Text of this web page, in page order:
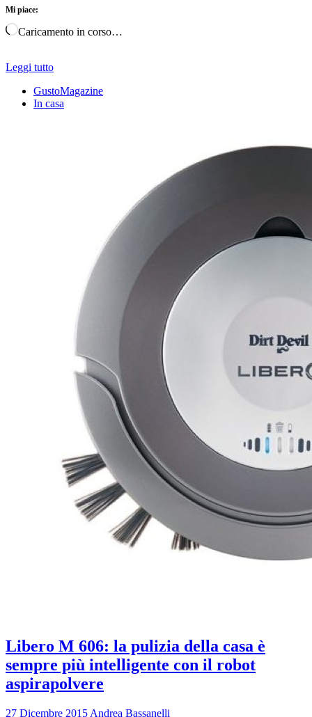
Mi piace:
Caricamento in corso…
Leggi tutto
GustoMagazine
In casa
Libero M 606: la pulizia della casa è
sempre più intelligente con il robot
aspirapolvere
27 Dicembre 2015 Andrea Bassanelli